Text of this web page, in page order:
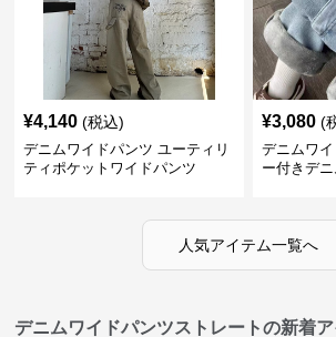
¥4,140 (税込)
デニムワイドパンツ ユーティリ
ティポケットワイドパンツ
¥3,080 (
デニムワ
ー付きデ
人気アイテム一覧へ
デニムワイドパンツストレートの新着